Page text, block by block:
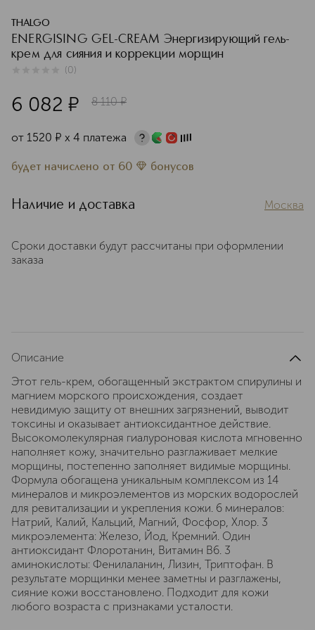
THALGO
ENERGISING GEL-CREAM Энергизирующий гель-
крем для сияния и коррекции морщин
(0)
6 082 ¤ 8 110 ¤
от 1520 ¤ х 4 платежа
будет начислено от 60 бонусов
Наличие и доставка Москва
Сроки доставки будут рассчитаны при оформлении
заказа
Описание
Этот гель-крем, обогащенный экстрактом спирулины и
магнием морского происхождения, создает
невидимую защиту от внешних загрязнений, выводит
токсины и оказывает антиоксидантное действие.
Высокомолекулярная гиалуроновая кислота мгновенно
наполняет кожу, значительно разглаживает мелкие
морщины, постепенно заполняет видимые морщины.
Формула обогащена уникальным комплексом из 14
минералов и микроэлементов из морских водорослей
для ревитализации и укрепления кожи. 6 минералов:
Натрий, Калий, Кальций, Магний, Фосфор, Хлор. 3
микроэлемента: Железо, Йод, Кремний. Один
антиоксидант Флоротанин, Витамин B6. 3
аминокислоты: Фенилаланин, Лизин, Триптофан. В
результате морщинки менее заметны и разглажены,
сияние кожи восстановлено. Подходит для кожи
любого возраста с признаками усталости.